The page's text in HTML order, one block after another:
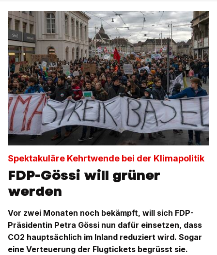
Spektakuläre Kehrtwende bei der Klimapolitik
FDP-Gössi will grüner
werden
Vor zwei Monaten noch bekämpft, will sich FDP-
Präsidentin Petra Gössi nun dafür einsetzen, dass
CO2 hauptsächlich im Inland reduziert wird. Sogar
eine Verteuerung der Flugtickets begrüsst sie.